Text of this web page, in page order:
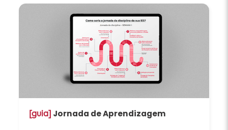
[guia] Jornada de Aprendizagem